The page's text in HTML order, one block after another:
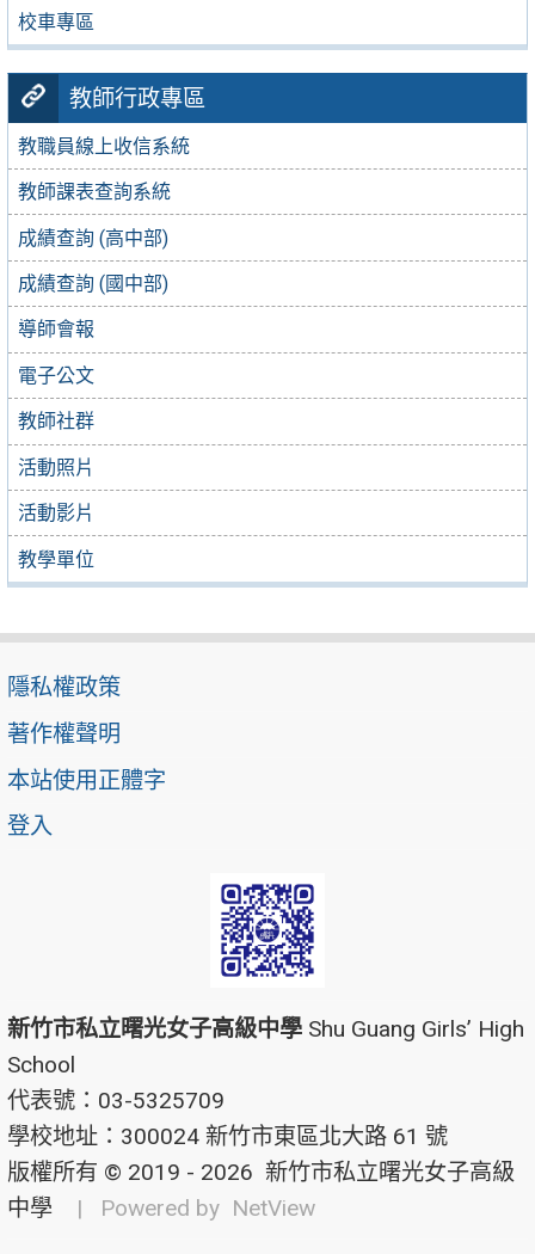
校車專區
教師行政專區
教職員線上收信系統
教師課表查詢系統
成績查詢 (高中部)
成績查詢 (國中部)
導師會報
電子公文
教師社群
活動照片
活動影片
教學單位
隱私權政策
著作權聲明
本站使用正體字
登入
新竹市私立曙光女子高級中學 Shu Guang Girls’ High
School
代表號：03-5325709
學校地址：300024 新竹市東區北大路 61 號
版權所有 © 2019 - 2026 新竹市私立曙光女子高級
中學
| Powered by NetView